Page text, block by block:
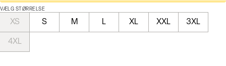
VÆLG STØRRELSE
XS S M L XL XXL 3XL
4XL